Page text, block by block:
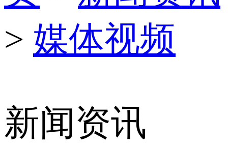
> 媒体视频
新闻资讯